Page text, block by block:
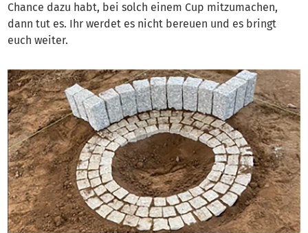
Chance dazu habt, bei solch einem Cup mitzumachen,
dann tut es. Ihr werdet es nicht bereuen und es bringt
euch weiter.